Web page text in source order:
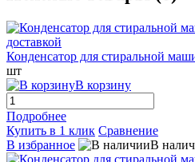
Конденсатор для стиральной
шт
В корзину
Подробнее
Купить в 1 клик Сравнение
В избранное
В